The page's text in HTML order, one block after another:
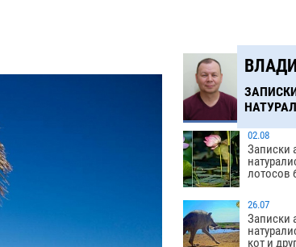
02.08
Записки
лотосов
26.07
Записки
кот и